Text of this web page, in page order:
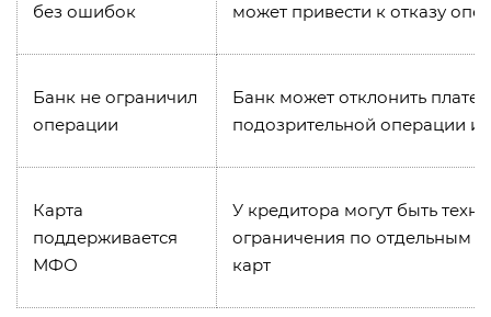
без ошибок
может привести к отказу
Банк не ограничил
операции
Банк может отклонить
подозрительной операции
Карта
поддерживается
МФО
У кредитора могут быть
ограничения по отдельным
карт